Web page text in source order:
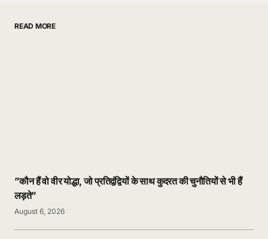
READ MORE
”कौन हैं वो वीर योद्धा, जो प्रतिद्वंद्वियों के साथ कुदरत की चुनौतियों से भी हैं
लड़ते”
August 6, 2026